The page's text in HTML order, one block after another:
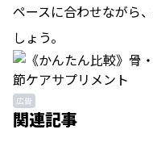
ペースに合わせながら、
しょう。
広告
関連記事